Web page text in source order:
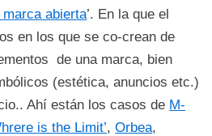
abierta’. En la que el
en los que se co-crean de
de una marca, bien
(estética, anuncios etc.)
Ahí están los casos de M-
is the Limit’,Orbea,